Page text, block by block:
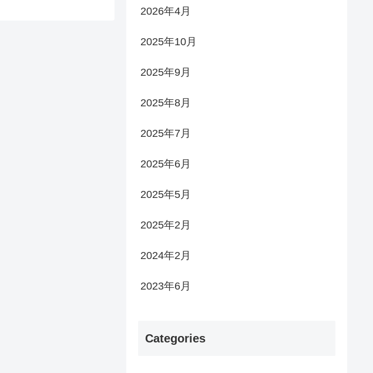
2026年4月
2025年10月
2025年9月
2025年8月
2025年7月
2025年6月
2025年5月
2025年2月
2024年2月
2023年6月
Categories